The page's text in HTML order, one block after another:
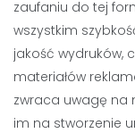
zaufaniu do tej
wszystkim
jakość wydruków,
materiałów
zwraca uwagę na
im na stworzenie